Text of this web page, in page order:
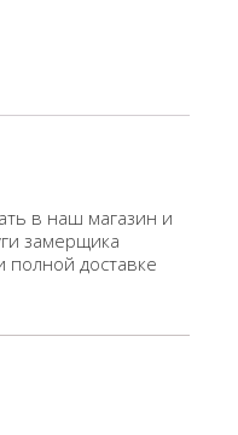
в наш магазин и
замерщика
полной доставке